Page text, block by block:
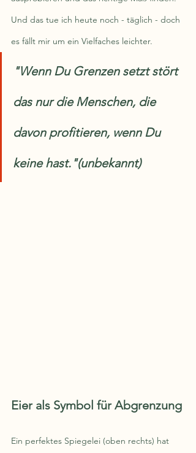
Und das tue ich heute noch - täglich - doch
es fällt mir um ein Vielfaches leichter.
"Wenn Du Grenzen setzt stört
das nur die Menschen, die
davon profitieren, wenn Du
keine hast."(unbekannt)
Eier als Symbol für Abgrenzung
Ein perfektes Spiegelei (oben rechts) hat